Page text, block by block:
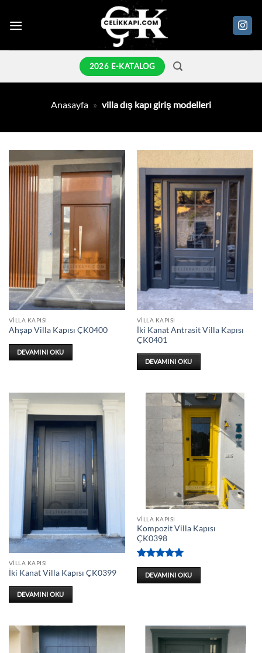
atla
2026 E-KATALOG
Anasayfa » villa dış kapı giriş modelleri
VILLA KAPISI
Ahşap Villa Kapısı ÇK0400
DEVAMINI OKU
VILLA KAPISI
İki Kanat Antrasit Villa Kapısı
ÇK0401
DEVAMINI OKU
VILLA KAPISI
İki Kanat Villa Kapısı ÇK0399
DEVAMINI OKU
VILLA KAPISI
Kompozit Villa Kapısı
ÇK0398
5 üzerinden
5oy aldı
DEVAMINI OKU